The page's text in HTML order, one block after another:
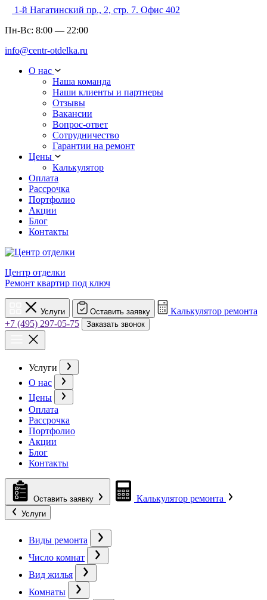
1-й Нагатинский пр., 2, стр. 7. Офис 402
Пн-Вс: 8:00 — 22:00
info@centr-otdelka.ru
О нас
Наша команда
Наши клиенты и партнеры
Отзывы
Вакансии
Вопрос-ответ
Сотрудничество
Гарантии на ремонт
Цены
Калькулятор
Оплата
Рассрочка
Портфолио
Акции
Блог
Контакты
Центр отделки
Ремонт квартир под ключ
Услуги Оставить заявку
Калькулятор ремонта
+7 (495) 297-05-75
Заказать звонок
Услуги
О нас
Цены
Оплата
Рассрочка
Портфолио
Акции
Блог
Контакты
Оставить заявку Калькулятор ремонта
Услуги
Виды ремонта
Число комнат
Вид жилья
Комнаты